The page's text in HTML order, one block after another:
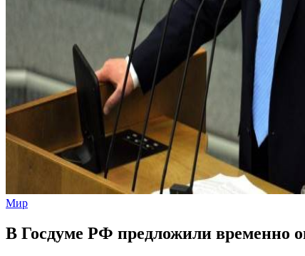
Мир
В Госдуме РФ предложили временно